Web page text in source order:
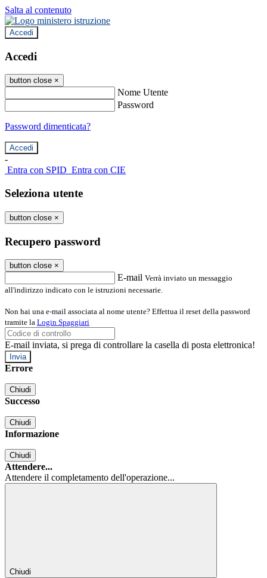
Salta al contenuto
Accedi
Accedi
button close ×
Nome Utente
Password
Password dimenticata?
-
Entra con SPID Entra con CIE
Seleziona utente
button close ×
Recupero password
button close ×
E-mail Verrà inviato un messaggio
all'indirizzo indicato con le istruzioni necessarie.
Non hai una e-mail associata al nome utente? Effettua il reset della password
tramite la Login Spaggiari
E-mail inviata, si prega di controllare la casella di posta elettronica!
Errore
Chiudi
Successo
Chiudi
Informazione
Chiudi
Attendere...
Attendere il completamento dell'operazione...
Chiudi